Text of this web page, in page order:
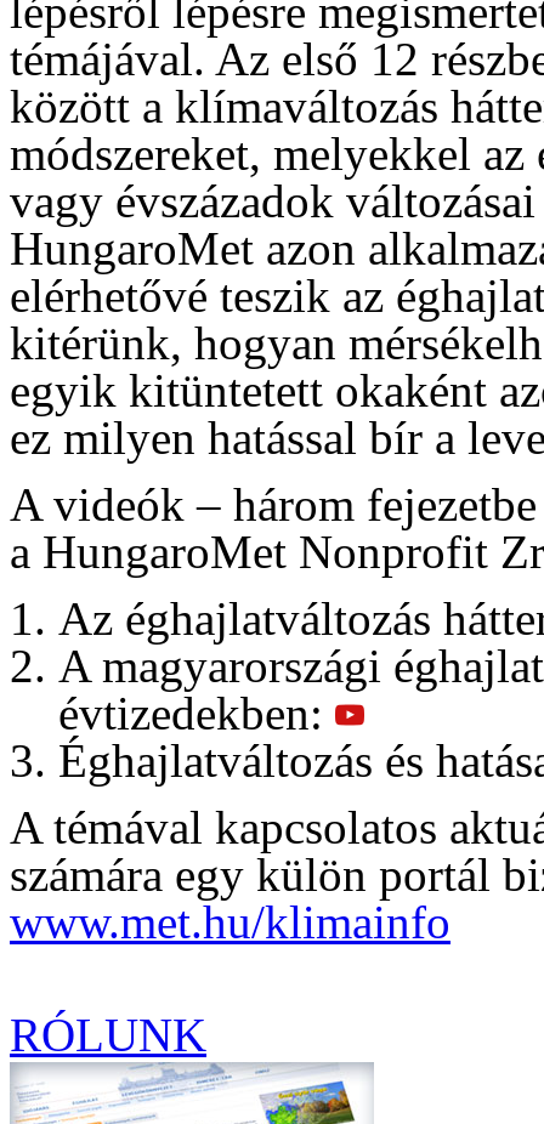
lépésről lépésre
témájával. Az első 12
között a klímaváltozás
módszereket, melyekkel
vagy évszázadok
HungaroMet azon
elérhetővé teszik az
kitérünk, hogyan
egyik kitüntetett okaként
ez milyen hatással bír a
A videók – három
a HungaroMet Nonprofit
Az éghajlatváltozás
A magyarországi
évtizedekben:
Éghajlatváltozás és
A témával kapcsolatos
számára egy külön portál
www.met.hu/klimainfo
RÓLUNK